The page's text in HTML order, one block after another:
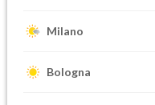
Milano
Bologna